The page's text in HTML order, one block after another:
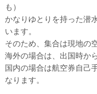
も）
かなりゆとりを持った潜
います。
そのため、集合は現地の
海外の場合は、出国時から
国内の場合は航空券自己
なります。